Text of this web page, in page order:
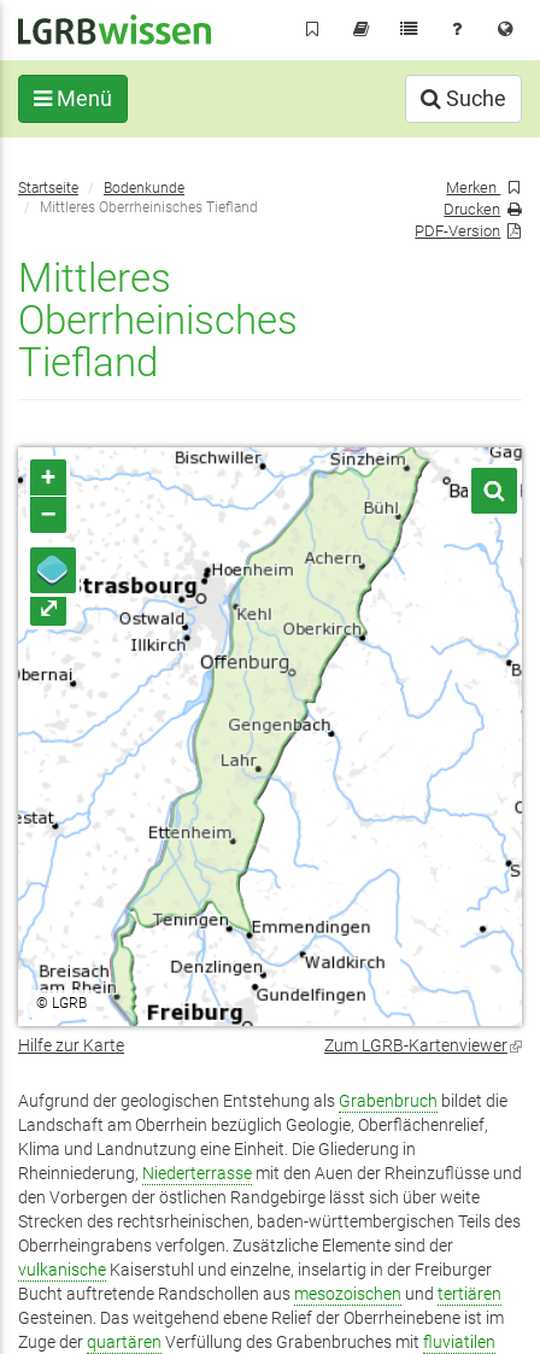
Inhalt
Menü Suche
Sie
befinden
Startseite
Bodenkunde
Mittleres Oberrheinisches Tiefland
Mittleres
Oberrheinisches
Tiefland
Merken
Drucken
PDF-Version
+
–
⤢
© LGRB
Hilfe zur Karte Zum LGRB-Kartenviewer
Aufgrund der geologischen Entstehung als Grabenbruch bildet die
Landschaft am Oberrhein bezüglich Geologie, Oberflächenrelief,
Klima und Landnutzung eine Einheit. Die Gliederung in
Rheinniederung, Niederterrasse mit den Auen der Rheinzuflüsse und
den Vorbergen der östlichen Randgebirge lässt sich über weite
Strecken des rechtsrheinischen, baden-württembergischen Teils des
Oberrheingrabens verfolgen. Zusätzliche Elemente sind der
vulkanische Kaiserstuhl und einzelne, inselartig in der Freiburger
Bucht auftretende Randschollen aus mesozoischen und tertiären
Gesteinen. Das weitgehend ebene Relief der Oberrheinebene ist im
Zuge derquartären Verfüllung des Grabenbruches mit fluviatilen